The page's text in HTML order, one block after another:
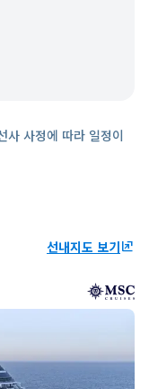
사 사정에 따라 일정이
선내지도 보기ungroup